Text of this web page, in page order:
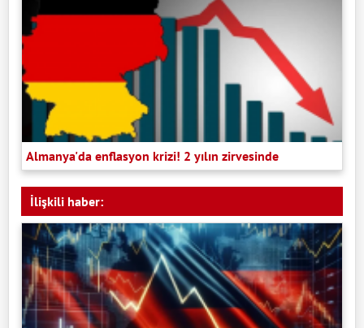
Almanya'da enflasyon krizi! 2 yılın zirvesinde
İlişkili haber: